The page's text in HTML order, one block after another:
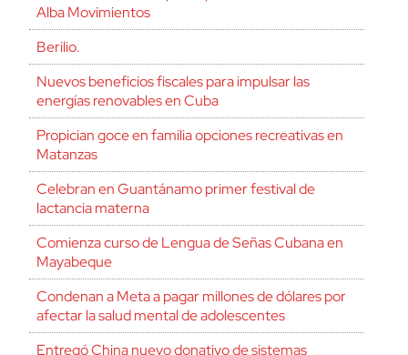
Alba Movimientos
Berilio.
Nuevos beneficios fiscales para impulsar las
energías renovables en Cuba
Propician goce en familia opciones recreativas en
Matanzas
Celebran en Guantánamo primer festival de
lactancia materna
Comienza curso de Lengua de Señas Cubana en
Mayabeque
Condenan a Meta a pagar millones de dólares por
afectar la salud mental de adolescentes
Entregó China nuevo donativo de sistemas